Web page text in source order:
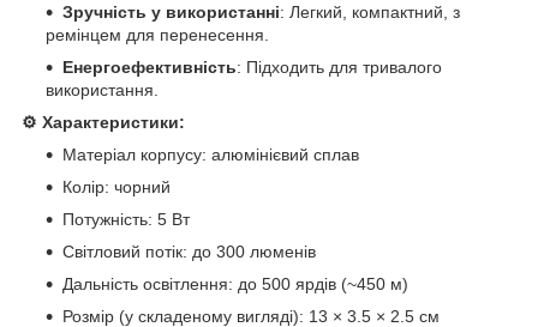
Зручність у використанні: Легкий, компактний, з
ремінцем для перенесення.
Енергоефективність: Підходить для тривалого
використання.
⚙️ Характеристики:
Матеріал корпусу: алюмінієвий сплав
Колір: чорний
Потужність: 5 Вт
Світловий потік: до 300 люменів
Дальність освітлення: до 500 ярдів (~450 м)
Розмір (у складеному вигляді): 13 × 3.5 × 2.5 см